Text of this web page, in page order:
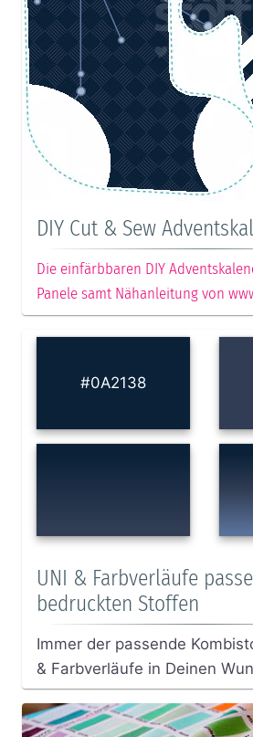
DIY Cut & Sew
Die einfärbbaren DIY
Panele samt Nähanleitung von
#0A2138
UNI & Farbverläufe
bedruckten Stoffen
Immer der passende
& Farbverläufe in Deinen